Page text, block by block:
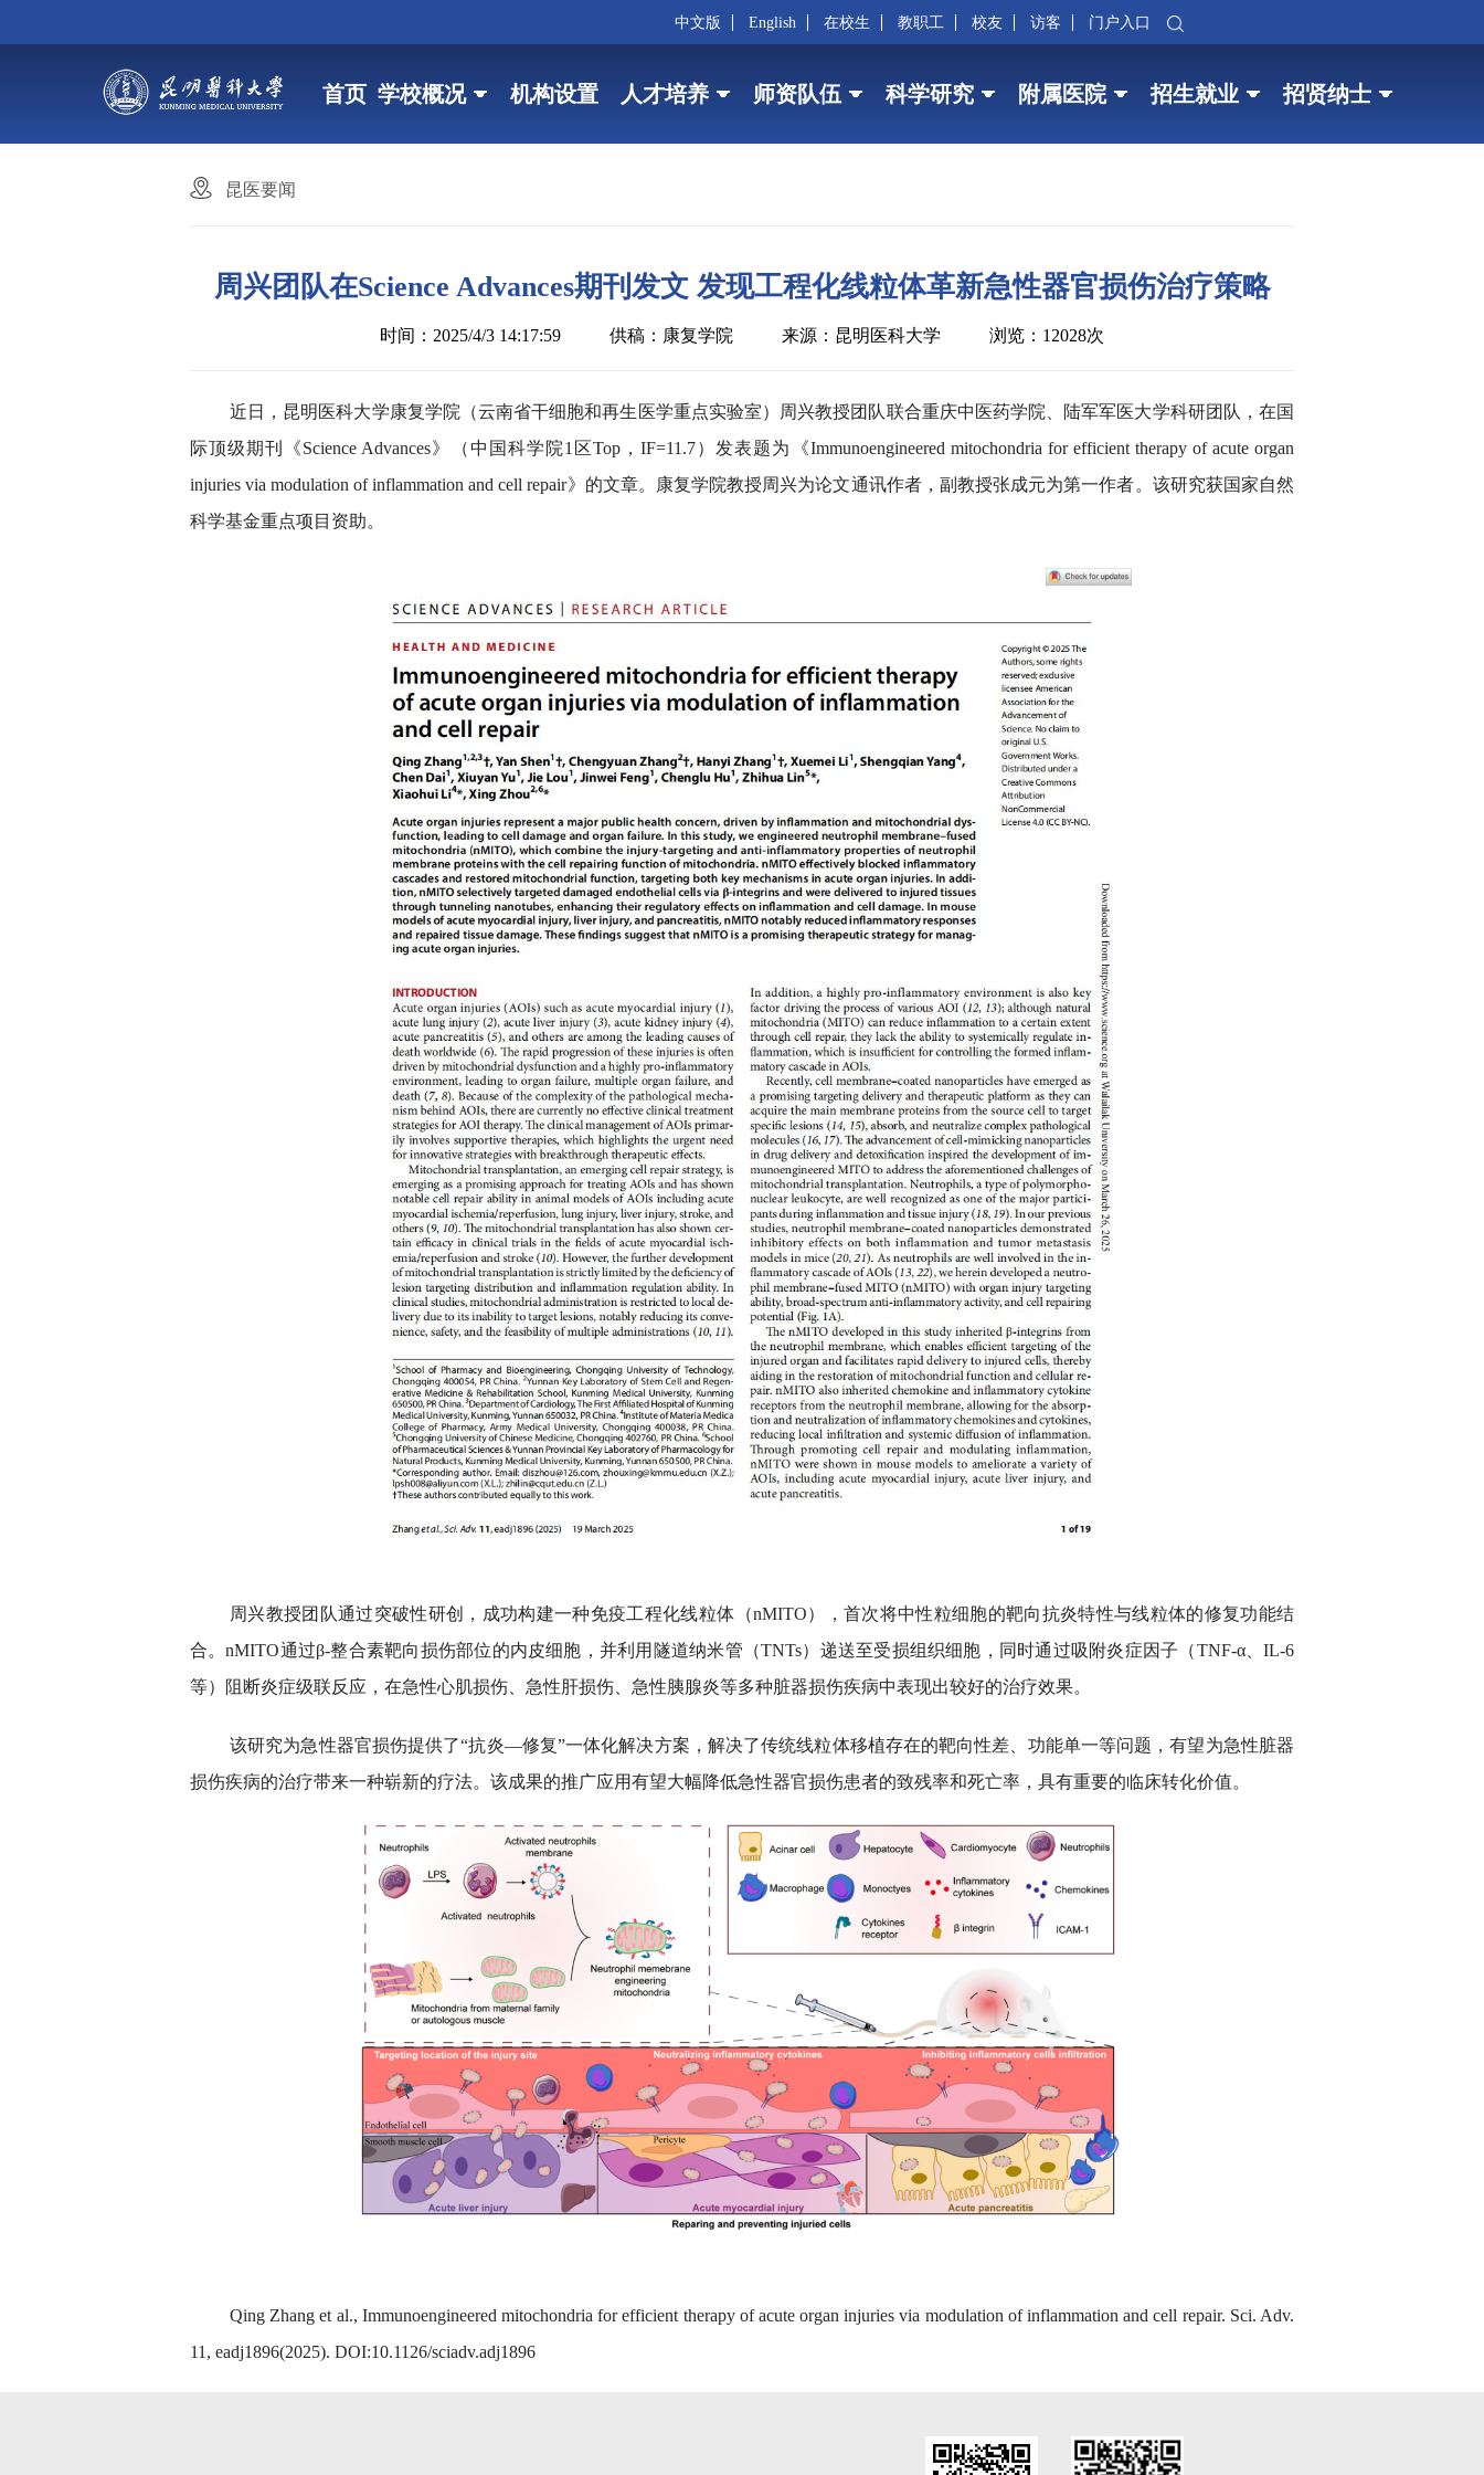
中文版 English 在校生 教职工 校友 访客 门户入口
首页 学校概况 机构设置 人才培养 师资队伍 科学研究 附属医院 招生就业 招贤纳士
昆医要闻
周兴团队在Science Advances期刊发文 发现工程化线粒体革新急性器官损伤治疗策略
时间：2025/4/3 14:17:59 供稿：康复学院 来源：昆明医科大学 浏览：12028次
近日，昆明医科大学康复学院（云南省干细胞和再生医学重点实验室）周兴教授团队联合重庆中医药学院、陆军军医大学科研团队，在国
际顶级期刊《Science Advances》（中国科学院1区Top，IF=11.7）发表题为《Immunoengineered mitochondria for efficient therapy of acute organ
injuries via modulation of inflammation and cell repair》的文章。康复学院教授周兴为论文通讯作者，副教授张成元为第一作者。该研究获国家自然
科学基金重点项目资助。
周兴教授团队通过突破性研创，成功构建一种免疫工程化线粒体（nMITO），首次将中性粒细胞的靶向抗炎特性与线粒体的修复功能结
合。nMITO通过β-整合素靶向损伤部位的内皮细胞，并利用隧道纳米管（TNTs）递送至受损组织细胞，同时通过吸附炎症因子（TNF-α、IL-6
等）阻断炎症级联反应，在急性心肌损伤、急性肝损伤、急性胰腺炎等多种脏器损伤疾病中表现出较好的治疗效果。
该研究为急性器官损伤提供了“抗炎—修复”一体化解决方案，解决了传统线粒体移植存在的靶向性差、功能单一等问题，有望为急性脏器
损伤疾病的治疗带来一种崭新的疗法。该成果的推广应用有望大幅降低急性器官损伤患者的致残率和死亡率，具有重要的临床转化价值。
Qing Zhang et al., Immunoengineered mitochondria for efficient therapy of acute organ injuries via modulation of inflammation and cell repair. Sci. Adv.
11, eadj1896(2025). DOI:10.1126/sciadv.adj1896